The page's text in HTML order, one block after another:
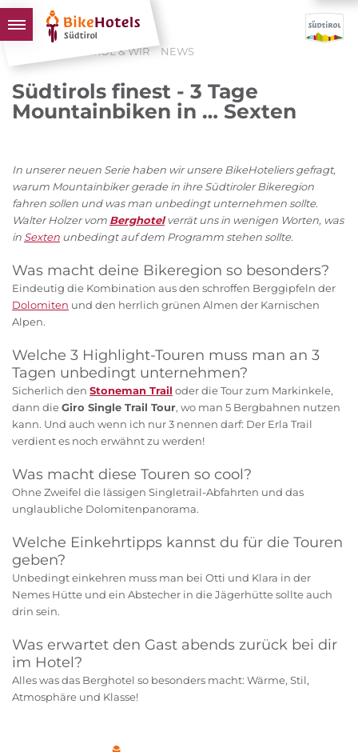
BIKEHOTELS
HOTELS & PAKETE
SCHLUSSLICHTER
SÜDTIROL & WIR NEWS
Südtirols finest - 3 Tage
Mountainbiken in … Sexten
In unserer neuen Serie haben wir unsere BikeHoteliers gefragt,
warum Mountainbiker gerade in ihre Südtiroler Bikeregion
fahren sollen und was man unbedingt unternehmen sollte.
Walter Holzer vom Berghotelverrät uns in wenigen Worten, was
in Sexten unbedingt auf dem Programm stehen sollte.
Was macht deine Bikeregion so besonders?
Eindeutig die Kombination aus den schroffen Berggipfeln der
Dolomiten und den herrlich grünen Almen der Karnischen
Alpen.
Welche 3 Highlight-Touren muss man an 3
Tagen unbedingt unternehmen?
Sicherlich den Stoneman Trail oder die Tour zum Markinkele,
dann dieGiro Single Trail Tour, wo man 5 Bergbahnen nutzen
kann. Und auch wenn ich nur 3 nennen darf: Der Erla Trail
verdient es noch erwähnt zu werden!
Was macht diese Touren so cool?
Ohne Zweifel die lässigen Singletrail-Abfahrten und das
unglaubliche Dolomitenpanorama.
Welche Einkehrtipps kannst du für die Touren
geben?
Unbedingt einkehren muss man bei Otti und Klara in der
Nemes Hütte und ein Abstecher in die Jägerhütte sollte auch
drin sein.
Was erwartet den Gast abends zurück bei dir
im Hotel?
Alles was das Berghotel so besonders macht: Wärme, Stil,
Atmosphäre und Klasse!